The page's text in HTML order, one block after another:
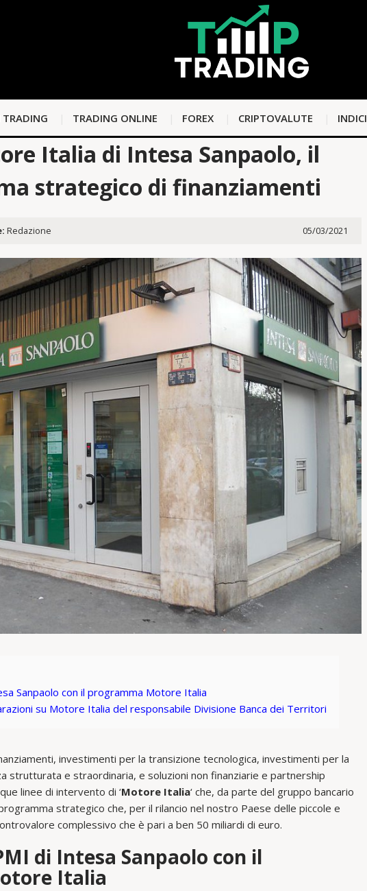
TRADING ONLINE FOREX CRIPTOVALUTE INDICI
Italia di Intesa Sanpaolo, il
strategico di finanziamenti
Redazione 05/03/2021
Sanpaolo con il programma Motore Italia
su Motore Italia del responsabile Divisione Banca dei Territori
investimenti per la transizione tecnologica, investimenti per la
strutturata e straordinaria, e soluzioni non finanziarie e partnership
linee di intervento di ‘Motore Italia‘ che, da parte del gruppo bancario
strategico che, per il rilancio nel nostro Paese delle piccole e
complessivo che è pari a ben 50 miliardi di euro.
di Intesa Sanpaolo con il
Italia